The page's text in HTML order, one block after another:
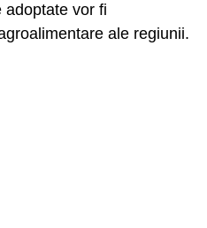
adoptate vor fi
ale regiunii.